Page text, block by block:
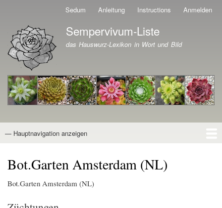
Direkt
zum
Inhalt
Sedum Anleitung Instructions Anmelden
Branding der Website
Sempervivum-Liste
das Hauswurz-Lexikon in Wort und Bild
Hauptnavigation
— Hauptnavigation anzeigen
Bot.Garten Amsterdam (NL)
Bot.Garten Amsterdam (NL)